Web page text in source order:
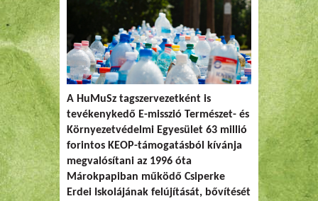
A HuMuSz tagszervezetként is
tevékenykedő E-misszió Természet- és
Környezetvédelmi Egyesület 63 millió
forintos KEOP-támogatásból kívánja
megvalósítani az 1996 óta
Márokpapiban működő Csiperke
Erdei Iskolájának felújítását, bővítését